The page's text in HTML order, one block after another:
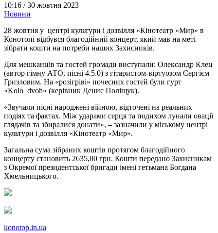
10:16 /30 жовтня 2023
Новини
28 жовтня у центрі культури і дозвілля «Кінотеатр «Мир» в
Конотопі відбувся благодійний концерт, який мав на меті
зібрати кошти на потреби наших Захисників.
Для мешканців та гостей громади виступали: Олександр Клец
(автор гімну АТО, пісні 4.5.0) з гітаристом-віртуозом Сергієм
Гризловим. На «розігріві» почесних гостей були гурт
«Kolo_dvoh» (керівник Денис Поліщук).
«Звучали пісні народжені війною, відточені на реальних
подіях та фактах. Між ударами серця та подихом лунали овації
глядачів та збиралися донати», – зазначили у міському центрі
культури і дозвілля «Кінотеатр «Мир».
Загальна сума зібраних коштів протягом благодійного
концерту становить 2635,00 грн. Кошти передано Захисникам
з Окремої президентської бригади імені гетьмана Богдана
Хмельницького.
konotop.in.ua